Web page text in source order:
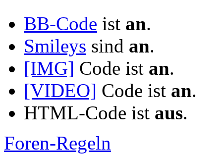
BB-Code ist an.
Smileys sind an.
[IMG] Code ist an.
[VIDEO] Code ist an.
HTML-Code ist aus.
Foren-Regeln